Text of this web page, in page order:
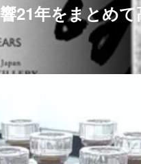
21年をまとめ